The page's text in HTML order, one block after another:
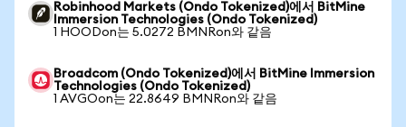
Robinhood Markets (Ondo Tokenized)에서 BitMine
Immersion Technologies (Ondo Tokenized)
1 HOODon는 5.0272 BMNRon와 같음
Broadcom (Ondo Tokenized)에서 BitMine Immersion
Technologies (Ondo Tokenized)
1 AVGOon는 22.8649 BMNRon와 같음